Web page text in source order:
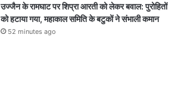
उज्जैन के रामघाट पर शिप्रा आरती को लेकर बवाल: पुरोहितों
को हटाया गया, महाकाल समिति के बटुकों ने संभाली कमान
52 minutes ago